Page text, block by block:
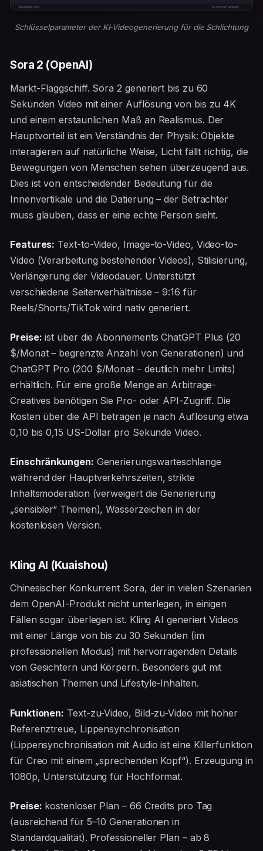
Schlüsselparameter der KI-Videogenerierung für die Schlichtung
Sora 2 (OpenAI)
Markt-Flaggschiff. Sora 2 generiert bis zu 60
Sekunden Video mit einer Auflösung von bis zu 4K
und einem erstaunlichen Maß an Realismus. Der
Hauptvorteil ist ein Verständnis der Physik: Objekte
interagieren auf natürliche Weise, Licht fällt richtig, die
Bewegungen von Menschen sehen überzeugend aus.
Dies ist von entscheidender Bedeutung für die
Innenvertikale und die Datierung – der Betrachter
muss glauben, dass er eine echte Person sieht.
Features: Text-to-Video, Image-to-Video, Video-to-
Video (Verarbeitung bestehender Videos), Stilisierung,
Verlängerung der Videodauer. Unterstützt
verschiedene Seitenverhältnisse – 9:16 für
Reels/Shorts/TikTok wird nativ generiert.
Preise: ist über die Abonnements ChatGPT Plus (20
$/Monat – begrenzte Anzahl von Generationen) und
ChatGPT Pro (200 $/Monat – deutlich mehr Limits)
erhältlich. Für eine große Menge an Arbitrage-
Creatives benötigen Sie Pro- oder API-Zugriff. Die
Kosten über die API betragen je nach Auflösung etwa
0,10 bis 0,15 US-Dollar pro Sekunde Video.
Einschränkungen: Generierungswarteschlange
während der Hauptverkehrszeiten, strikte
Inhaltsmoderation (verweigert die Generierung
„sensibler“ Themen), Wasserzeichen in der
kostenlosen Version.
Kling AI (Kuaishou)
Chinesischer Konkurrent Sora, der in vielen Szenarien
dem OpenAI-Produkt nicht unterlegen, in einigen
Fällen sogar überlegen ist. Kling AI generiert Videos
mit einer Länge von bis zu 30 Sekunden (im
professionellen Modus) mit hervorragenden Details
von Gesichtern und Körpern. Besonders gut mit
asiatischen Themen und Lifestyle-Inhalten.
Funktionen: Text-zu-Video, Bild-zu-Video mit hoher
Referenztreue, Lippensynchronisation
(Lippensynchronisation mit Audio ist eine Killerfunktion
für Creo mit einem „sprechenden Kopf“). Erzeugung in
1080p, Unterstützung für Hochformat.
Preise: kostenloser Plan – 66 Credits pro Tag
(ausreichend für 5–10 Generationen in
Standardqualität). Professioneller Plan – ab 8